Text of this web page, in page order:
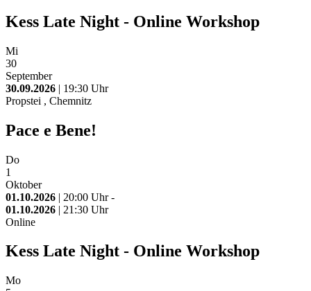
Kess Late Night - Online Workshop
Mi
30
September
30.09.2026 | 19:30 Uhr
Propstei , Chemnitz
Pace e Bene!
Do
1
Oktober
01.10.2026 | 20:00 Uhr -
01.10.2026 | 21:30 Uhr
Online
Kess Late Night - Online Workshop
Mo